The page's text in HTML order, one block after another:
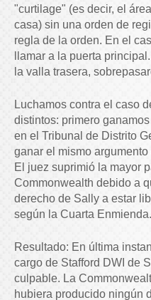
"curtilage" (es decir, el
casa) sin una orden de
regla de la orden. En el
llamar a la puerta
la valla trasera,
Luchamos contra el caso
distintos: primero
en el Tribunal de Distrito
ganar el mismo
El juez suprimió la mayor
Commonwealth debido a
derecho de Sally a estar
según la Cuarta Enmienda.
Resultado: En última
cargo de Stafford DWI de
culpable. La
hubiera producido ningún